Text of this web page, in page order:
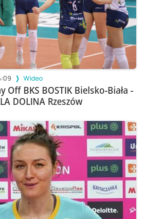
Wideo
Off BKS BOSTIK Bielsko-Biała -
DOLINA Rzeszów